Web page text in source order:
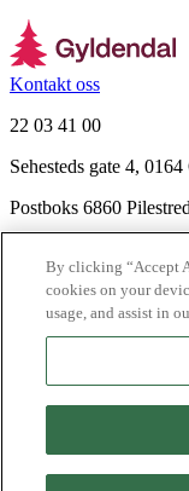
Kontakt oss
22 03 41 00
Sehesteds gate 4,
Postboks 6860
Nyhetsbrev
Ledige stillinger
Send inn manus
Agency
By clicking “Accept
cookies on your
usage, and assist in